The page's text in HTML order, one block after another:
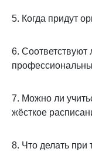
5. Когда придут
6.
7. Можно ли
жёсткое
8. Что делать при